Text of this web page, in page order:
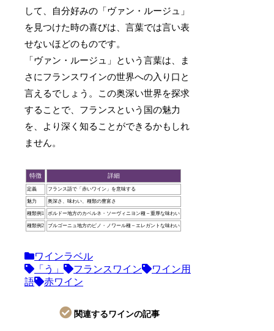
して、自分好みの「ヴァン・ルージュ」
を見つけた時の喜びは、言葉では言い表
せないほどのものです。
「ヴァン・ルージュ」という言葉は、ま
さにフランスワインの世界への入り口と
言えるでしょう。この奥深い世界を探求
することで、フランスという国の魅力
を、より深く知ることができるかもしれ
ません。
特徴 詳細
定義 フランス語で「赤いワイン」を意味する
魅力 奥深さ、味わい、種類の豊富さ
種類例1 ボルドー地方のカベルネ・ソーヴィニヨン種 – 重厚な味わい
種類例2 ブルゴーニュ地方のピノ・ノワール種 – エレガントな味わい
ワインラベル
「う」
フランスワイン
ワイン用
語
赤ワイン
関連するワインの記事